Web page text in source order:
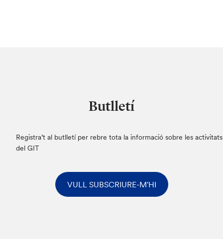
Butlletí
Registra’t al butlletí per rebre tota la informació sobre les activitats
del GIT
VULL SUBSCRIURE-M'HI